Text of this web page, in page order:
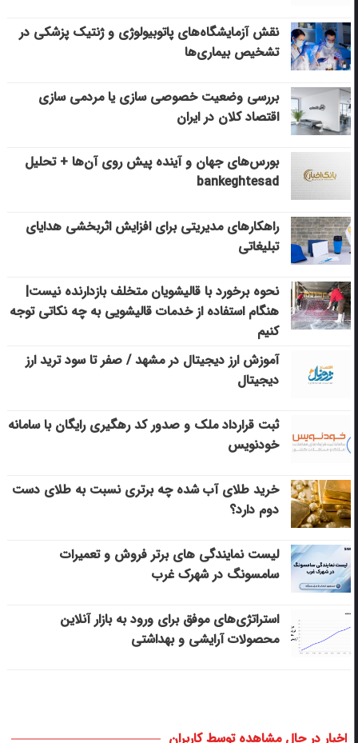
نقش آزمایشگاه‌های پاتوبیولوژی و ژنتیک پزشکی در
تشخیص بیماری‌ها
بررسی وضعیت خصوصی سازی یا مردمی سازی
اقتصاد کلان در ایران
بورس‌های جهان و آینده پیش روی آن‌ها + تحلیل
bankeghtesad
راهکارهای مدیریتی برای افزایش اثربخشی هدایای
تبلیغاتی
نحوه برخورد با قالیشویان متخلف بازدارنده نیست|
هنگام استفاده از خدمات قالیشویی به چه نکاتی توجه
کنیم
آموزش ارز دیجیتال در مشهد / صفر تا سود ترید ارز
دیجیتال
ثبت قرارداد ملک و صدور کد رهگیری رایگان با سامانه
خودنویس
خرید طلای آب شده چه برتری نسبت به طلای دست
دوم دارد؟
لیست نمایندگی های برتر فروش و تعمیرات
سامسونگ در شهرک غرب
استراتژی‌های موفق برای ورود به بازار آنلاین
محصولات آرایشی و بهداشتی
اخبار در حال مشاهده توسط کاربران